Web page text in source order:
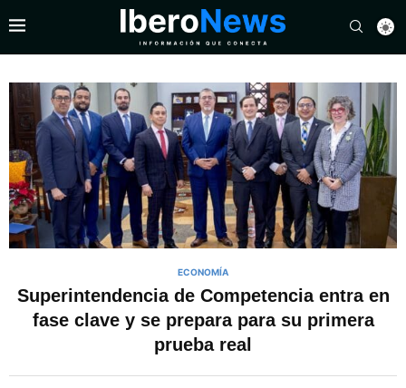
ECONOMÍA
Superintendencia de Competencia entra en
fase clave y se prepara para su primera
prueba real